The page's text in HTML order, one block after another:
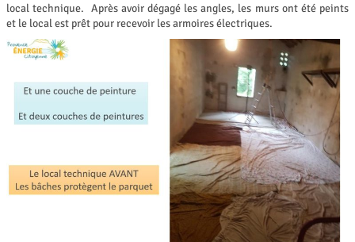
local technique. Après avoir dégagé les angles, les murs ont été peints
et le local est prêt pour recevoir les armoires électriques.